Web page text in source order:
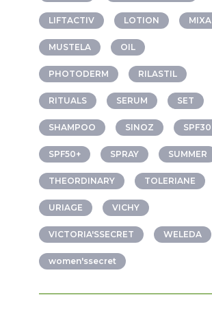
LIFTACTIV LOTION MIXA
MUSTELA OIL
PHOTODERM RILASTIL
RITUALS SERUM SET
SHAMPOO SINOZ SPF30
SPF50+ SPRAY SUMMER
THEORDINARY TOLERIANE
URIAGE VICHY
VICTORIA'SSECRET WELEDA
women'ssecret